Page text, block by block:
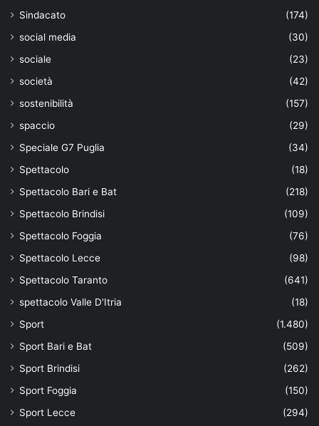
Sindacato
(174)
social media
(30)
sociale
(23)
società
(42)
sostenibilità
(157)
spaccio
(29)
Speciale G7 Puglia
(34)
Spettacolo
(18)
Spettacolo Bari e Bat
(218)
Spettacolo Brindisi
(109)
Spettacolo Foggia
(76)
Spettacolo Lecce
(98)
Spettacolo Taranto
(641)
spettacolo Valle D'Itria
(18)
Sport
(1.480)
Sport Bari e Bat
(509)
Sport Brindisi
(262)
Sport Foggia
(150)
Sport Lecce
(294)